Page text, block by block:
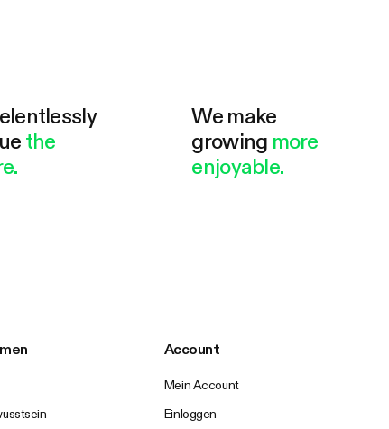
the
We make
growing more
enjoyable.
Account
Mein Account
Einloggen